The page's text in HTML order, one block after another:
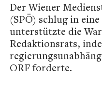
Der Wiener
(SPÖ) schlug in
unterstützte die
Redaktionsrats,
ORF forderte.